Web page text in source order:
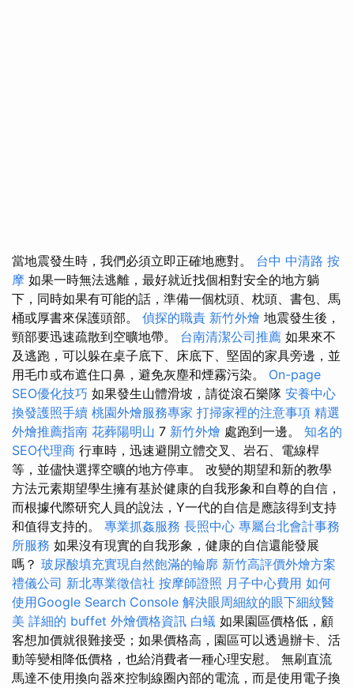
當地震發生時，我們必須立即正確地應對。 台中 中清路 按
摩 如果一時無法逃離，最好就近找個相對安全的地方躺
下，同時如果有可能的話，準備一個枕頭、枕頭、書包、馬
桶或厚書來保護頭部。 偵探的職責 新竹外燴 地震發生後，
頸部要迅速疏散到空曠地帶。 台南清潔公司推薦 如果來不
及逃跑，可以躲在桌子底下、床底下、堅固的家具旁邊，並
用毛巾或布遮住口鼻，避免灰塵和煙霧污染。 On-page
SEO優化技巧 如果發生山體滑坡，請從滾石樂隊 安養中心
換發護照手續 桃園外燴服務專家 打掃家裡的注意事項 精選
外燴推薦指南 花葬陽明山 7 新竹外燴 處跑到一邊。 知名的
SEO代理商 行車時，迅速避開立體交叉、岩石、電線桿
等，並儘快選擇空曠的地方停車。 改變的期望和新的教學
方法元素期望學生擁有基於健康的自我形象和自尊的自信，
而根據代際研究人員的說法，Y一代的自信是應該得到支持
和值得支持的。 專業抓姦服務 長照中心 專屬台北會計事務
所服務 如果沒有現實的自我形象，健康的自信還能發展
嗎？ 玻尿酸填充實現自然飽滿的輪廓 新竹高評價外燴方案
禮儀公司 新北專業徵信社 按摩師證照 月子中心費用 如何
使用Google Search Console 解決眼周細紋的眼下細紋醫
美 詳細的 buffet 外燴價格資訊 白蟻 如果園區價格低，顧
客想加價就很難接受；如果價格高，園區可以透過辦卡、活
動等變相降低價格，也給消費者一種心理安慰。 無刷直流
馬達不使用換向器來控制線圈內部的電流，而是使用電子換